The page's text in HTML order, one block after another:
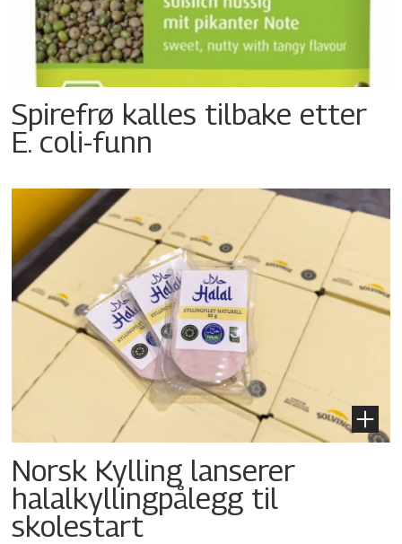
Spirefrø kalles tilbake etter
E. coli-funn
Norsk Kylling lanserer
halalkyllingpålegg til
skolestart